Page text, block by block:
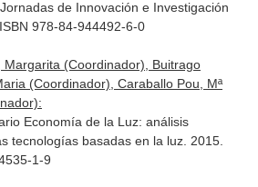
de Innovación e Investigación
978-84-944492-6-0
Margarita (Coordinador), Buitrago
(Coordinador), Caraballo Pou, Mª
Economía de la Luz: análisis
tecnologías basadas en la luz. 2015.
1-9